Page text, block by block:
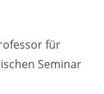
für
Seminar